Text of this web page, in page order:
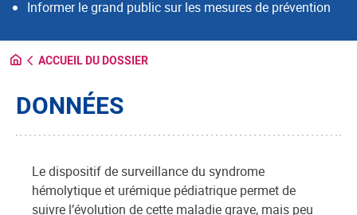
Informer le grand public sur les mesures de prévention
ACCUEIL DU DOSSIER
DONNÉES
Le dispositif de surveillance du syndrome
hémolytique et urémique pédiatrique permet de
suivre l’évolution de cette maladie grave, mais peu